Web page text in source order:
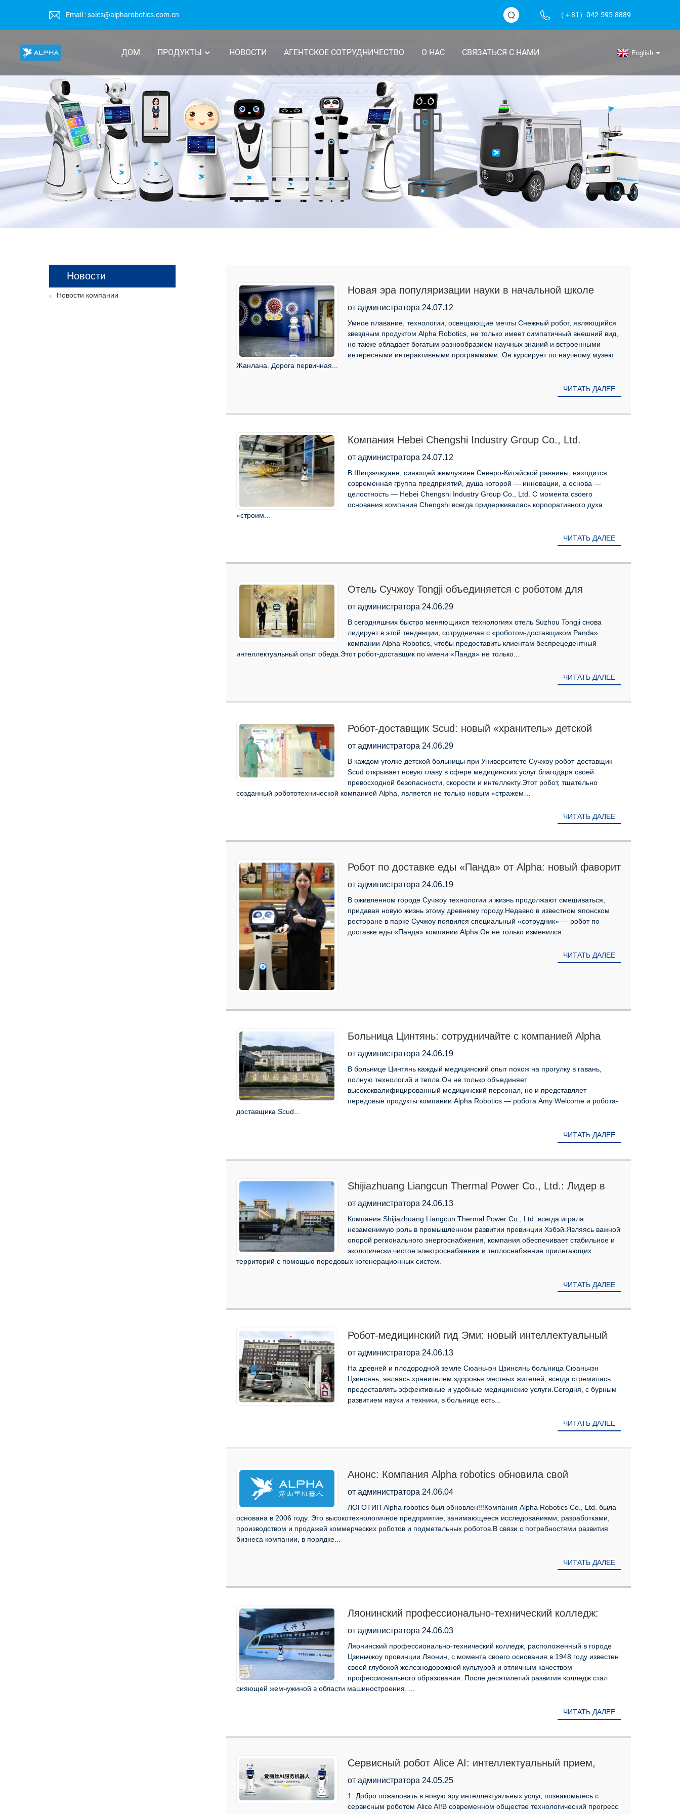
Email : sales@alpharobotics.com.cn （＋81）042-595-8889
ДОМ ПРОДУКТЫ НОВОСТИ АГЕНТСКОЕ СОТРУДНИЧЕСТВО О НАС СВЯЗАТЬСЯ С НАМИ English
Новости
Новости компании
Новая эра популяризации науки в начальной школе
Жанлан Роуд: Снежный робот возглавляет путь умной
популяризации науки！
от администратора 24.07.12
Умное плавание, технологии, освещающие мечты Снежный робот, являющийся
звездным продуктом Alpha Robotics, не только имеет симпатичный внешний вид,
но также обладает богатым разнообразием научных знаний и встроенными
интересными интерактивными программами. Он курсирует по научному музею
Жанлана. Дорога первичная...
ЧИТАТЬ ДАЛЕЕ
Компания Hebei Chengshi Industry Group Co., Ltd.
объединяется с компанией Alpha Robotics Co., Ltd.,
чтобы создать великолепие!
от администратора 24.07.12
В Шицзячжуане, сияющей жемчужине Северо-Китайской равнины, находится
современная группа предприятий, душа которой — инновации, а основа —
целостность — Hebei Chengshi Industry Group Co., Ltd. С момента своего
основания компания Chengshi всегда придерживалась корпоративного духа
«строим...
ЧИТАТЬ ДАЛЕЕ
Отель Сучжоу Tongji объединяется с роботом для
доставки еды Panda, чтобы открыть новую главу
интеллектуального обслуживания!
от администратора 24.06.29
В сегодняшних быстро меняющихся технологиях отель Suzhou Tongji снова
лидирует в этой тенденции, сотрудничая с «роботом-доставщиком Panda»
компании Alpha Robotics, чтобы предоставить клиентам беспрецедентный
интеллектуальный опыт обеда.Этот робот-доставщик по имени «Панда» не только...
ЧИТАТЬ ДАЛЕЕ
Робот-доставщик Scud: новый «хранитель» детской
больницы Университета Сучжоу
от администратора 24.06.29
В каждом уголке детской больницы при Университете Сучжоу робот-доставщик
Scud открывает новую главу в сфере медицинских услуг благодаря своей
превосходной безопасности, скорости и интеллекту.Этот робот, тщательно
созданный робототехнической компанией Alpha, является не только новым «стражем…
ЧИТАТЬ ДАЛЕЕ
Робот по доставке еды «Панда» от Alpha: новый фаворит
японского ресторана Сучжоу!
от администратора 24.06.19
В оживленном городе Сучжоу технологии и жизнь продолжают смешиваться,
придавая новую жизнь этому древнему городу.Недавно в известном японском
ресторане в парке Сучжоу появился специальный «сотрудник» — робот по
доставке еды «Панда» компании Alpha.Он не только изменился...
ЧИТАТЬ ДАЛЕЕ
Больница Цинтянь: сотрудничайте с компанией Alpha
Robotics, чтобы построить больницу будущего!
от администратора 24.06.19
В больнице Цинтянь каждый медицинский опыт похож на прогулку в гавань,
полную технологий и тепла.Он не только объединяет
высококвалифицированный медицинский персонал, но и представляет
передовые продукты компании Alpha Robotics — робота Amy Welcome и робота-
доставщика Scud...
ЧИТАТЬ ДАЛЕЕ
Shijiazhuang Liangcun Thermal Power Co., Ltd.: Лидер в
области умной энергетики, новая глава в сфере
обслуживания роботов Amy AI.
от администратора 24.06.13
Компания Shijiazhuang Liangcun Thermal Power Co., Ltd. всегда играла
незаменимую роль в промышленном развитии провинции Хэбэй.Являясь важной
опорой регионального энергоснабжения, компания обеспечивает стабильное и
экологически чистое электроснабжение и теплоснабжение прилегающих
территорий с помощью передовых когенерационных систем.
ЧИТАТЬ ДАЛЕЕ
Робот-медицинский гид Эми: новый интеллектуальный
партнер больницы Сюаньчэн Цзинсянь
от администратора 24.06.13
На древней и плодородной земле Сюаньчэн Цзинсянь больница Сюаньчэн
Цзинсянь, являясь хранителем здоровья местных жителей, всегда стремилась
предоставлять эффективные и удобные медицинские услуги.Сегодня, с бурным
развитием науки и техники, в больнице есть...
ЧИТАТЬ ДАЛЕЕ
Анонс: Компания Alpha robotics обновила свой
ЛОГОТИП!
от администратора 24.06.04
ЛОГОТИП Alpha robotics был обновлен!!!Компания Alpha Robotics Co., Ltd. была
основана в 2006 году. Это высокотехнологичное предприятие, занимающееся исследованиями, разработками,
производством и продажей коммерческих роботов и подметальных роботов.В связи с потребностями развития
бизнеса компании, в порядке...
ЧИТАТЬ ДАЛЕЕ
Ляонинский профессионально-технический колледж:
новая глава науки и технологий в умном кампусе
от администратора 24.06.03
Ляонинский профессионально-технический колледж, расположенный в городе
Цзиньчжоу провинции Ляонин, с момента своего основания в 1948 году известен
своей глубокой железнодорожной культурой и отличным качеством
профессионального образования. После десятилетий развития колледж стал
сияющей жемчужиной в области машиностроения. ...
ЧИТАТЬ ДАЛЕЕ
Сервисный робот Alice AI: интеллектуальный прием,
лидер превосходного обслуживания
от администратора 24.05.25
1. Добро пожаловать в новую эру интеллектуальных услуг, познакомьтесь с
сервисным роботом Alice AI!В современном обществе технологический прогресс